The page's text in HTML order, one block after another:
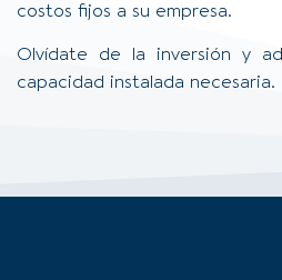
costos fijos a su empresa.
Olvídate de la inversión y
capacidad instalada necesaria.